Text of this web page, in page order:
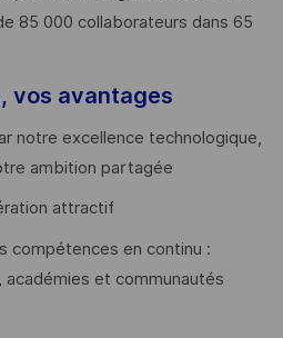
85 000 collaborateurs dans 65
vos avantages
notre excellence technologique,
ambition partagée
attractif
compétences en continu :
et communautés